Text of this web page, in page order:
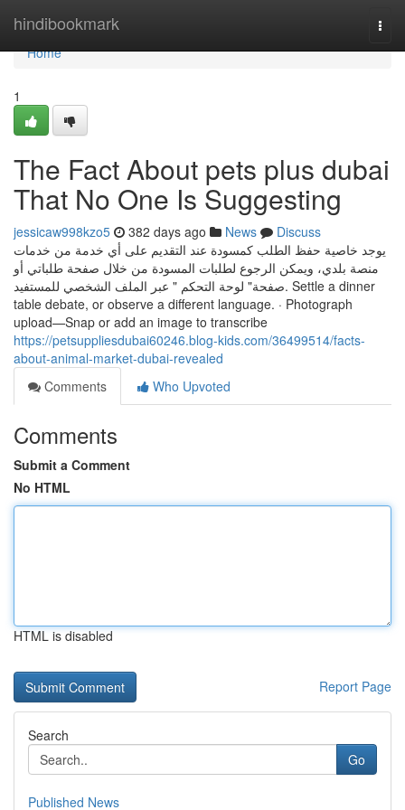
hindibookmark
Home
Home
1
The Fact About pets plus dubai
That No One Is Suggesting
jessicaw998kzo5 382 days ago News
Discuss
يوجد خاصية حفظ الطلب كمسودة عند التقديم على أي خدمة من خدمات
منصة بلدي، ويمكن الرجوع لطلبات المسودة من خلال صفحة طلباتي أو
صفحة" لوحة التحكم " عبر الملف الشخصي للمستفيد. Settle a dinner
table debate, or observe a different language. · Photograph
upload—Snap or add an image to transcribe
https://petsuppliesdubai60246.blog-kids.com/36499514/facts-
about-animal-market-dubai-revealed
Comments
Who Upvoted
Comments
Submit a Comment
No HTML
HTML is disabled
Report Page
Search
Go
Published News